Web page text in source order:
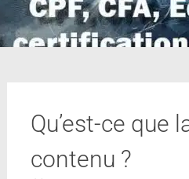
Qu’est-ce que
contenu ?